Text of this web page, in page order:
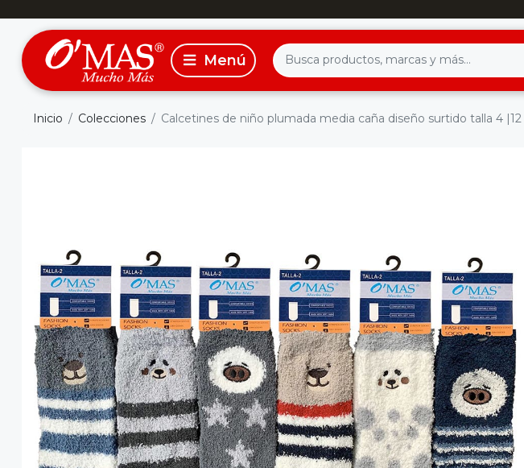
Inicio Colecciones Calcetines de niño plumada media caña diseño surtido talla 4 |12